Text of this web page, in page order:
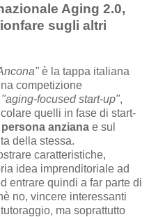
Aging 2.0,
sugli altri
è la tappa italiana
competizione
"aging-focused start-up",
quelli in fase di start-
persona anziana e sul
della stessa.
caratteristiche,
idea imprenditoriale ad
entrare quindi a far parte di
no, vincere interessanti
ma soprattutto